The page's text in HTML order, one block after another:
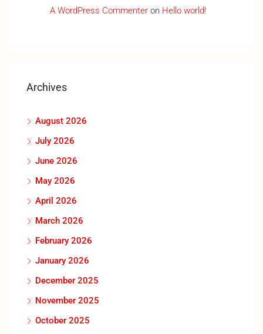
A WordPress Commenter on Hello world!
Archives
August 2026
July 2026
June 2026
May 2026
April 2026
March 2026
February 2026
January 2026
December 2025
November 2025
October 2025